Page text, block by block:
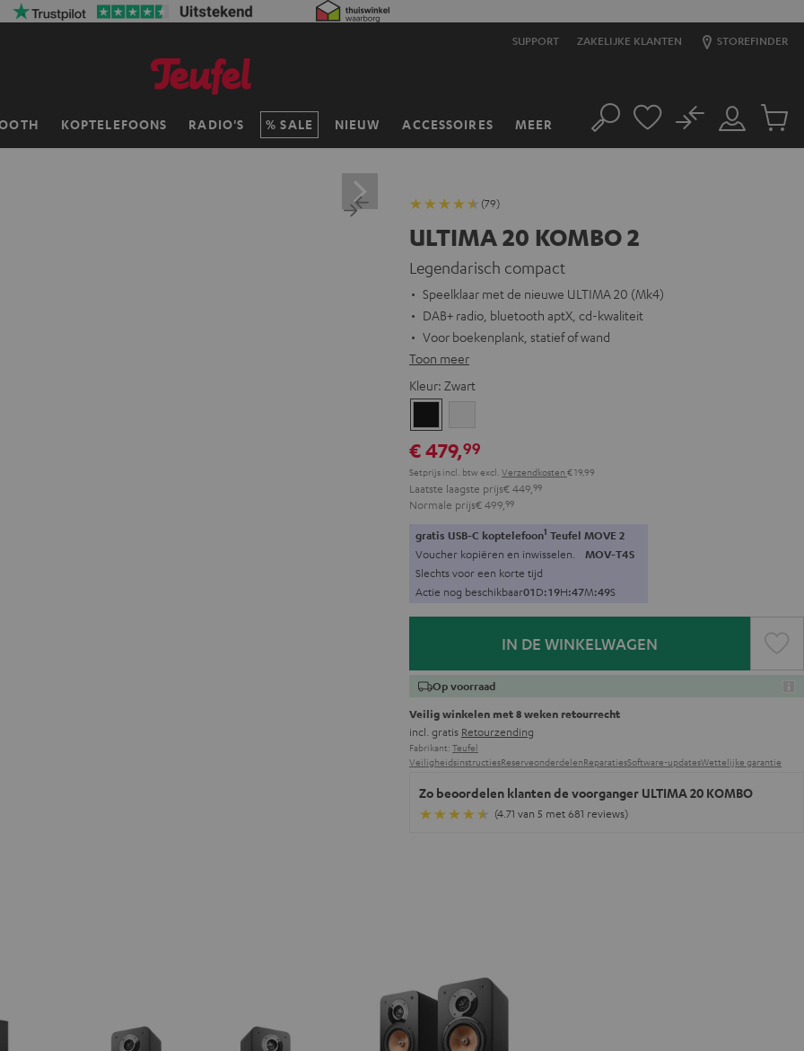
SUPPORT ZAKELIJKE KLANTEN STOREFINDER
KOPTELEFOONS RADIO'S SALE NIEUW ACCESSOIRES MEER Zoeken
Mijn
account
No
(79)
ULTIMA 20 KOMBO 2
Legendarisch compact
Speelklaar met de nieuwe ULTIMA 20 (Mk4)
DAB+ radio, bluetooth aptX, cd-kwaliteit
Voor boekenplank, statief of wand
Toon meer
Kleur: Zwart
€ 479,99
Setprijs incl. btwexcl. Verzendkosten € 19,99
Laatste laagste prijs€ 449, 99
Normale prijs€ 499, 99
gratis USB-C koptelefoon1 Teufel MOVE 2
Voucher kopiëren en inwisselen. MOV-T4S
Slechts voor een korte tijd
Actie nog beschikbaar01D:19H:47M:47S
IN DE WINKELWAGEN
Op voorraad
Veilig winkelen met 8 weken retourrecht
incl. gratis Retourzending
Fabrikant: Teufel
VeiligheidsinstructiesReserveonderdelenReparatiesSoftware-updatesWettelijke garantie
Zo beoordelen klanten de voorganger ULTIMA 20 KOMBO
(4.71 van 5 met 681 reviews)